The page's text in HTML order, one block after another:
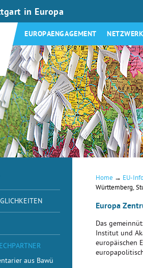
in Europa
EUROPAENGAGEMENT
aus Bawü
Home → EU-
Württemberg,
Europa
Das
Institut und
europäischen